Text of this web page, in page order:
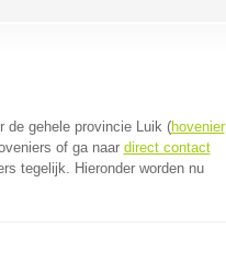
de gehele provincie Luik (hovenier
of ga naar direct contact
tegelijk. Hieronder worden nu